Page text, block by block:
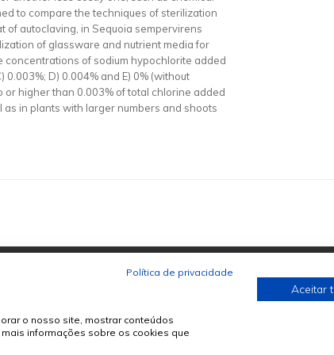
to compare the techniques of sterilization
of autoclaving, in Sequoia sempervirens
of glassware and nutrient media for
concentrations of sodium hypochlorite added
D) 0.004% and E) 0% (without
higher than 0.003% of total chlorine added
in plants with larger numbers and shoots
Política de privacidade
o nosso site, mostrar conteúdos
informações sobre os cookies que
Aceitar